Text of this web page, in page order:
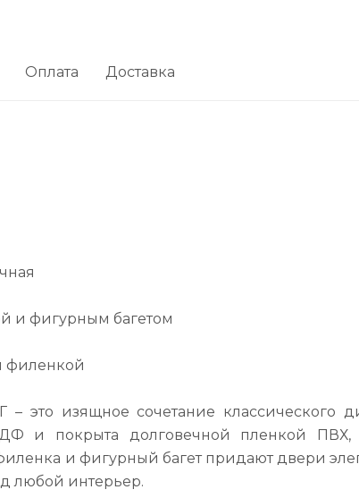
Оплата Доставка
и фигурным багетом
филенкой
это изящное сочетание классического
и покрыта долговечной пленкой
и фигурный багет придают двери
любой интерьер.